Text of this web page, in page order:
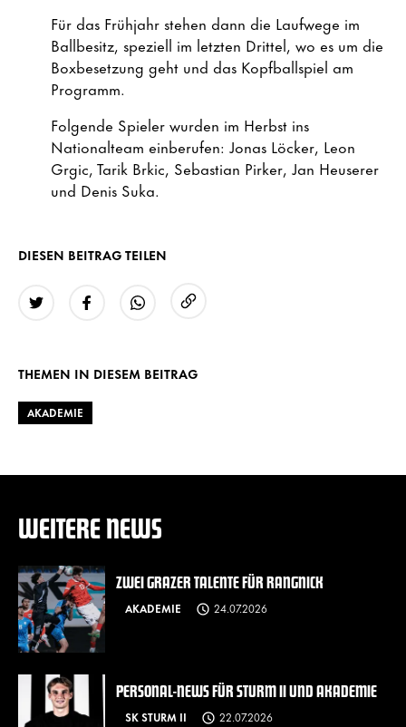
Für das Frühjahr stehen dann die Laufwege im
Ballbesitz, speziell im letzten Drittel, wo es um die
Boxbesetzung geht und das Kopfballspiel am
Programm.
Folgende Spieler wurden im Herbst ins
Nationalteam einberufen: Jonas Löcker, Leon
Grgic, Tarik Brkic, Sebastian Pirker, Jan Heuserer
und Denis Suka.
DIESEN BEITRAG TEILEN
THEMEN IN DIESEM BEITRAG
AKADEMIE
WEITERE NEWS
ZWEI GRAZER TALENTE FÜR RANGNICK
AKADEMIE 24.07.2026
PERSONAL-NEWS FÜR STURM II UND AKADEMIE
SK STURM II 22.07.2026